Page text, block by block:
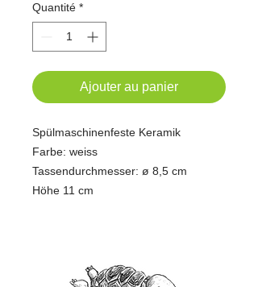
Quantité *
Ajouter au panier
Spülmaschinenfeste Keramik
Farbe: weiss
Tassendurchmesser: ø 8,5 cm
Höhe 11 cm